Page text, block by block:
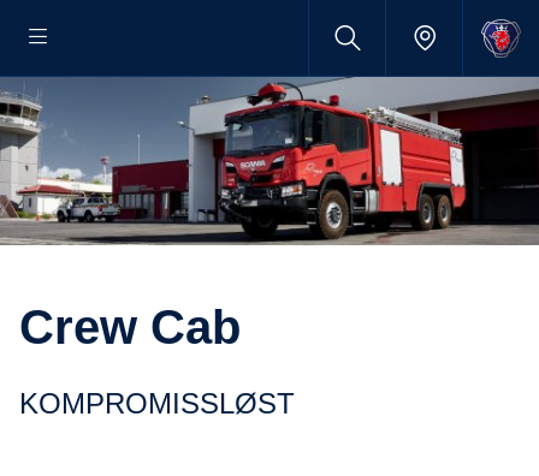
Crew Cab
KOMPROMISSLØST